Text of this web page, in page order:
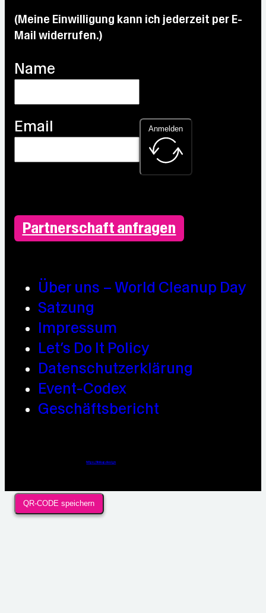
Partnerschaft anfragen
Über uns – World Cleanup Day
Satzung
Impressum
Let’s Do It Policy
Datenschutzerklärung
Event-Codex
Geschäftsbericht
(Meine Einwilligung kann ich jederzeit per E-
Mail widerrufen.)
Name
Email Anmelden
https://linkup.design
QR-CODE speichern